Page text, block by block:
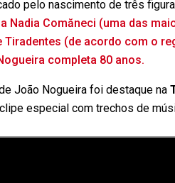
pelo nascimento de três
Nadia Comăneci (uma das
Tiradentes (de acordo com o
completa 80 anos.
João Nogueira foi destaque na
especial com trechos de